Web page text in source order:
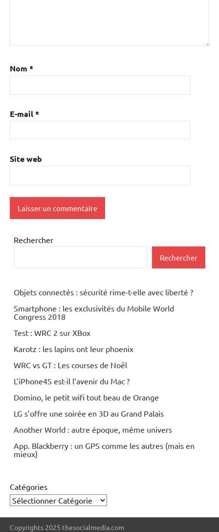
Nom *
E-mail*
Site web
Rechercher
Rechercher
Objets connectés : sécurité rime-t-elle avec liberté ?
Smartphone : les exclusivités du Mobile World
Congress 2018
Test : WRC 2 sur XBox
Karotz : les lapins ont leur phoenix
WRC vs GT : Les courses de Noël
L’iPhone4S est-il l’avenir du Mac ?
Domino, le petit wifi tout beau de Orange
LG s’offre une soirée en 3D au Grand Palais
Another World : autre époque, même univers
App. Blackberry : un GPS comme les autres (mais en
mieux)
Catégories
Copyrights 2025 thesocialmedia.com